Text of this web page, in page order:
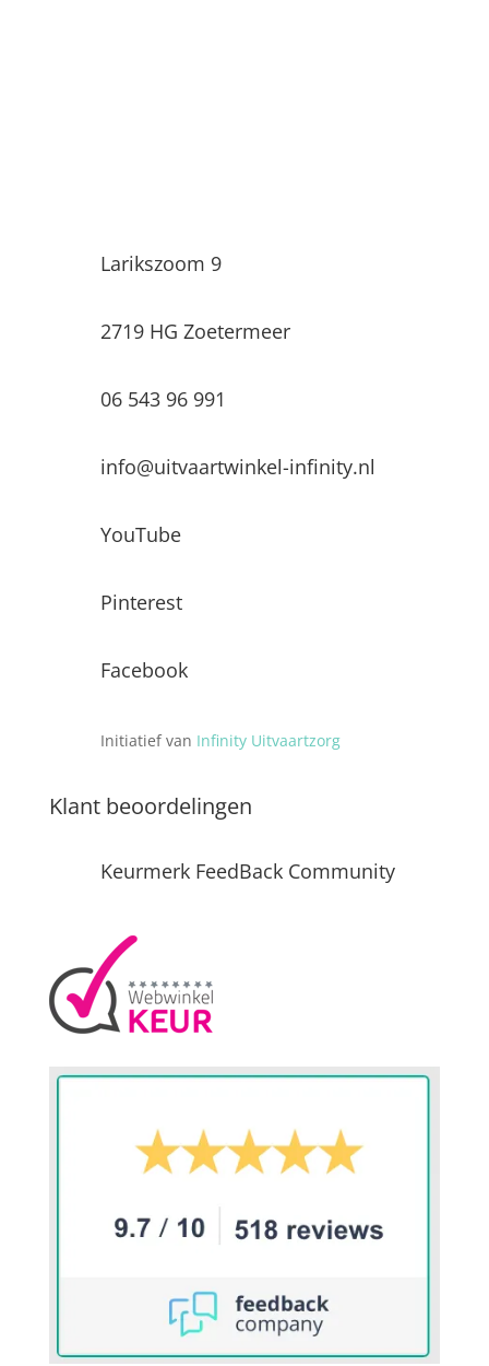
Larikszoom 9
2719 HG Zoetermeer
06 543 96 991
info@uitvaartwinkel-infinity.nl
YouTube
Pinterest
Facebook
Initiatief van Infinity Uitvaartzorg
Klant beoordelingen
Keurmerk FeedBack Community